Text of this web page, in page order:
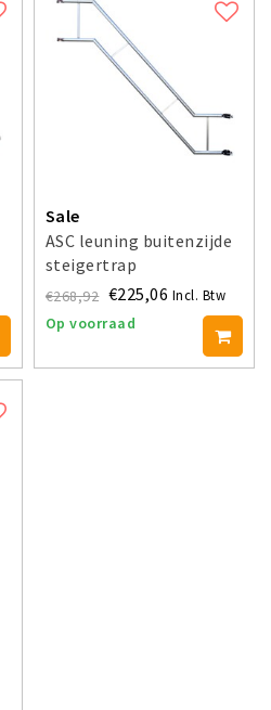
Sale
ASC leuning buitenzijde
steigertrap
€268,92 €225,06 Incl. Btw
Op voorraad